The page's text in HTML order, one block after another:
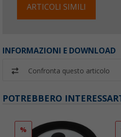
ARTICOLI SIMILI
INFORMAZIONI E DOWNLOAD
Confronta questo articolo
POTREBBERO
%